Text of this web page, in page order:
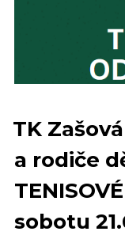
TK
a rodiče
sobotu